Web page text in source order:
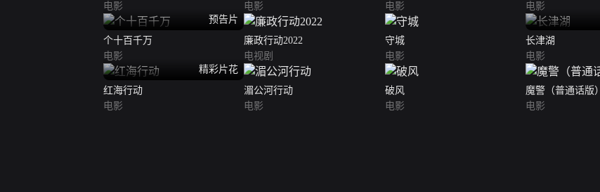
电影
电影
电影
电影
预告片
个十百千万
电影
廉政行动2022
电视剧
守城
电影
长津湖
电影
精彩片花
红海行动
电影
湄公河行动
电影
破风
电影
魔警（普通话版）
电影